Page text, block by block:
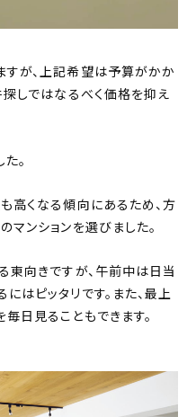
が、上記希望は予算がかか
探しではなるべく価格を抑え
。
高くなる傾向にあるため、方
マンションを選びました。
東向きですが、午前中は日当
はピッタリです。また、最上
日見ることもできます。